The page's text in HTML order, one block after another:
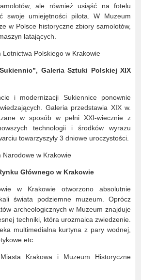
ale również usiąść na fotelu
swoje umiejętności pilota. W Muzeum
w Polsce historyczne zbiory samolotów,
latających.
Polskiego w Krakowie
Galeria Sztuki Polskiej XIX
i modernizacji Sukiennice ponownie
Galeria przedstawia XIX w.
w sposób w pełni XXI-wiecznie z
technologii i środków wyrazu
towarzyszyły 3 dniowe uroczystości.
w Krakowie
Głównego w Krakowie
w Krakowie otworzono absolutnie
świata podziemne muzeum. Oprócz
archeologicznych w Muzeum znajduje
techniki, która urozmaica zwiedzenie.
multimedialna kurtyna z pary wodnej,
etc.
Krakowa i Muzeum Historyczne